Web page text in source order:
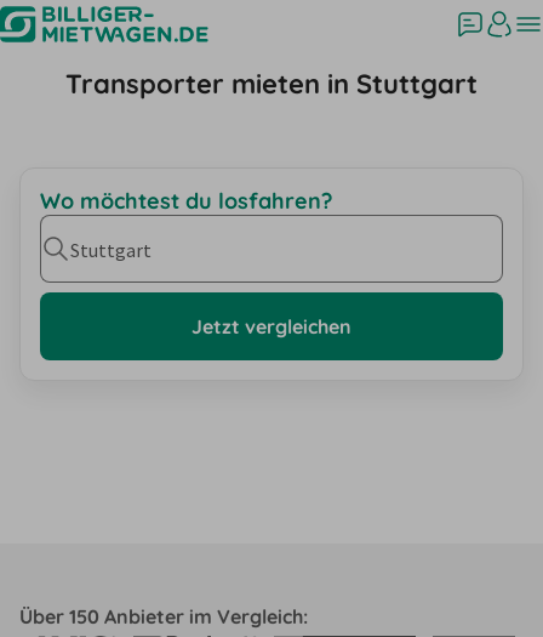
Transporter mieten in Stuttgart
Wo möchtest du losfahren?
Stuttgart
Jetzt vergleichen
Über 150 Anbieter im Vergleich: